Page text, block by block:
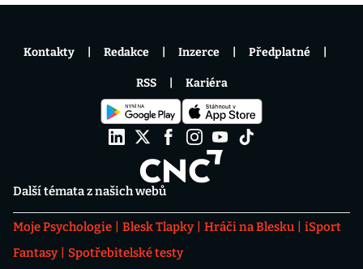
Další témata z našich webů
Moje Psychologie Blesk Tlapky Hráči na Blesku
iSport
Fantasy
Spotřebitelské testy
Kontakty Redakce Inzerce Předplatné
RSS Kariéra